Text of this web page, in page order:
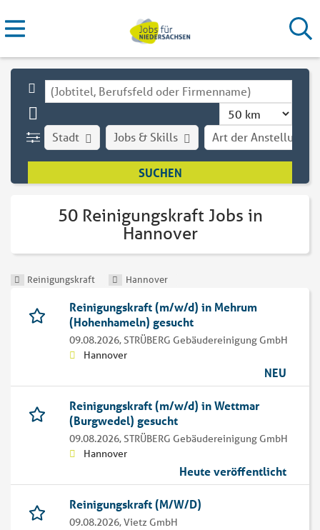
Stadt Art der Anstellung
Jobs & Skills
50 Reinigungskraft Jobs in
Hannover
Reinigungskraft Hannover
Reinigungskraft (m/w/d) in Mehrum
(Hohenhameln) gesucht
09.08.2026,STRÜBERG Gebäudereinigung GmbH
Hannover
NEU
Reinigungskraft (m/w/d) in Wettmar
(Burgwedel) gesucht
09.08.2026,STRÜBERG Gebäudereinigung GmbH
Hannover
Heute veröffentlicht
Reinigungskraft (M/W/D)
09.08.2026,Vietz GmbH